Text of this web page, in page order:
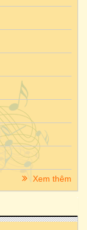
Xem thêm